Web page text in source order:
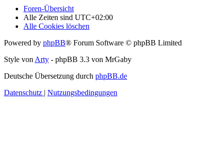
Foren-Übersicht
Alle Zeiten sind UTC+02:00
Alle Cookies löschen
Powered by phpBB® Forum Software © phpBB Limited
Style von Arty - phpBB 3.3 von MrGaby
Deutsche Übersetzung durch phpBB.de
Datenschutz | Nutzungsbedingungen